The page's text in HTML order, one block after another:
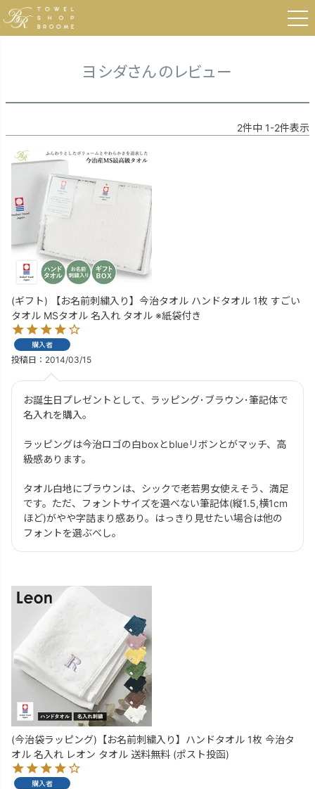
HOME ヨシダさんのレビュー
ヨシダさんのレビュー
2件中 1-2件表示
(ギフト) 【お名前刺繍入り】今治タオル ハンドタオル 1枚 すごい
タオル MSタオル 名入れ タオル ※紙袋付き
購入者
投稿日 2014/03/15
お誕生日プレゼントとして、ラッピング･ブラウン･筆記体で
名入れを購入。
ラッピングは今治ロゴの白boxとblueリボンとがマッチ、高
級感あります。
タオル白地にブラウンは、シックで老若男女使えそう、満足
です。ただ、フォントサイズを選べない筆記体(縦1.5,横1cm
ほど)がやや字詰まり感あり。はっきり見せたい場合は他の
フォントを選ぶべし。
(今治袋ラッピング)【お名前刺繍入り】ハンドタオル 1枚 今治タ
オル 名入れ レオン タオル 送料無料 (ポスト投函)
購入者